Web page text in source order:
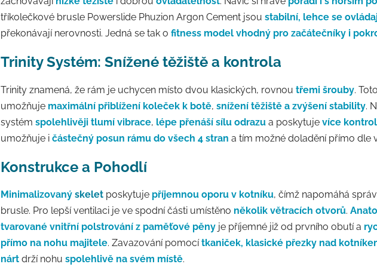
tříkolečkové brusle Powerslide Phuzion Argon Cement jsou stabilní, lehce se
překonávají nerovnosti. Jedná se tak o fitness model vhodný pro začátečníky i
Trinity Systém: Snížené těžiště a kontrola
Trinity znamená, že rám je uchycen místo dvou klasických, rovnou třemi šrouby.
umožňuje maximální přiblížení koleček k botě, snížení těžiště a zvýšení stability.
systém spolehlivěji tlumí vibrace, lépe přenáší sílu odrazu a poskytuje více
umožňuje i částečný posun rámu do všech 4 stran a tím možné doladění přímo dle
Konstrukce a Pohodlí
Minimalizovaný skelet poskytuje příjemnou oporu v kotníku, čímž napomáhá
brusle. Pro lepší ventilaci je ve spodní části umístěno několik větracích otvorů.
tvarované vnitřní polstrování z paměťové pěny je příjemné již od prvního obutí a
přímo na nohu majitele. Zavazování pomocítkaniček, klasické přezky nad
nárt drží nohu spolehlivě na svém místě.